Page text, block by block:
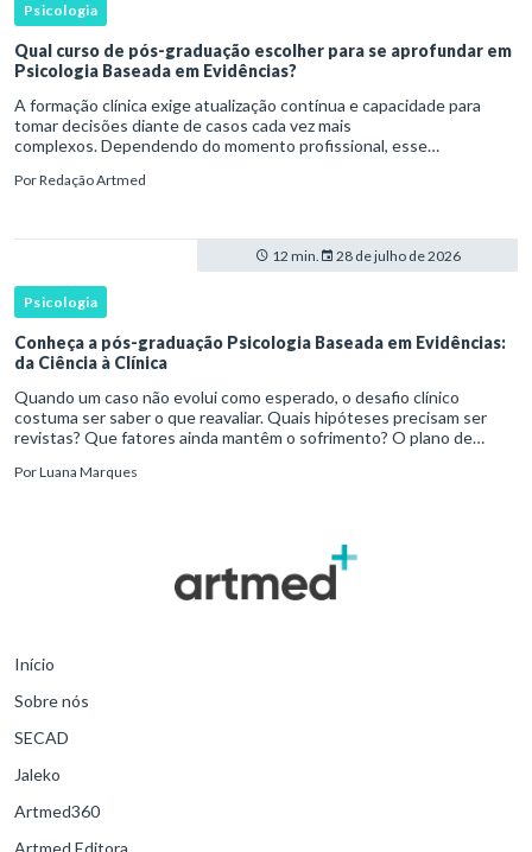
Psicologia
Qual curso de pós-graduação escolher para se aprofundar em
Psicologia Baseada em Evidências?
A formação clínica exige atualização contínua e capacidade para
tomar decisões diante de casos cada vez mais
complexos. Dependendo do momento profissional, esse
aprofundamento em ou a especializaçã
PorRedação Artmed
12 min. 28 de julho de 2026
Psicologia
Conheça a pós-graduação Psicologia Baseada em Evidências:
da Ciência à Clínica
Quando um caso não evolui como esperado, o desafio clínico
costuma ser saber o que reavaliar. Quais hipóteses precisam ser
revistas? Que fatores ainda mantêm o sofrimento? O plano de
necessidades d
PorLuana Marques
Início
Sobre nós
SECAD
Jaleko
Artmed360
Artmed Editora